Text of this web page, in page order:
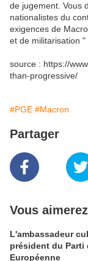
de jugement. Vous
nationalistes du
exigences de
et de militarisation
source : https://
than-progressive/
#PGE #Macron
Partager
Vous
L'ambassadeur
président du Parti
Européenne